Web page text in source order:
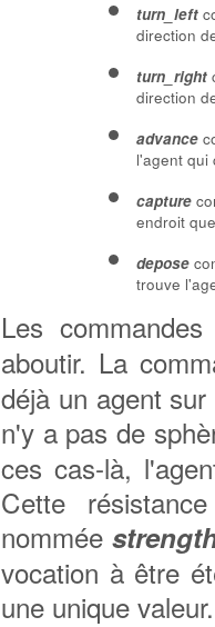
turn_left
direction
turn_right
direction
advance
l'agent
capture
endroit
depose
trouve
Les
aboutir. La
déjà un agent
n'y a pas de
ces cas-là,
Cette
nommée
vocation à être
une unique valeur.